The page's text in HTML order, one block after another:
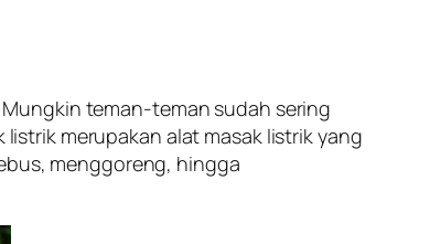
Mungkin teman-teman sudah sering
listrik merupakan alat masak listrik yang
menggoreng, hingga